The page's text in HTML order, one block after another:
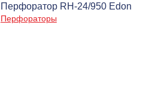
Перфоратор RH-24/950 Edon
Перфораторы